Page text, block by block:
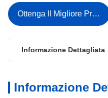
Ottenga Il Migliore Prezzo
Informazione Dettagliata
Informazione